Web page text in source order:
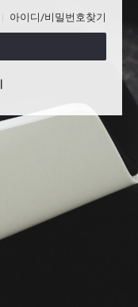
아이디/비밀번호찾기